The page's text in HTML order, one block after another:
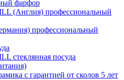
фарфор
(Англия) профессиональный
профессиональный
стеклянная посуда
с гарантией от сколов 5 лет